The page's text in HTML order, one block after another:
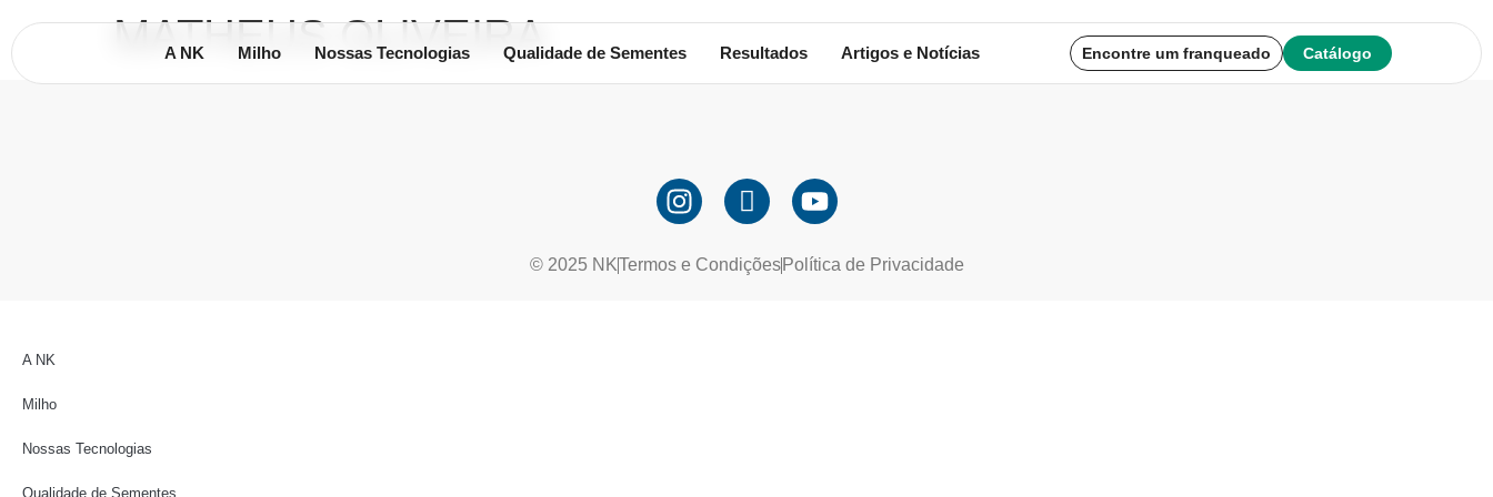
A NK Milho Nossas Tecnologias Qualidade de Sementes Resultados Artigos e Notícias Encontre um franqueado Catálogo
MATHEUS OLIVEIRA
© 2025 NKTermos e Condições Política de Privacidade
A NK
Milho
Nossas Tecnologias
Qualidade de Sementes